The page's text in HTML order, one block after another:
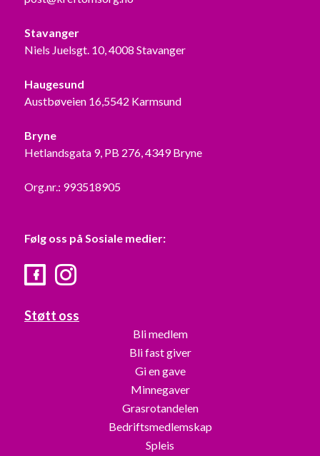
Stavanger
Niels Juelsgt. 10, 4008 Stavanger
Haugesund
Austbøveien 16,5542 Karmsund
Bryne
Hetlandsgata 9, PB 276, 4349 Bryne
Org.nr.: 993518905
Følg oss på Sosiale medier:
FacebookInstagram
Støtt oss
Bli medlem
Bli fast giver
Gi en gave
Minnegaver
Grasrotandelen
Bedriftsmedlemskap
Spleis